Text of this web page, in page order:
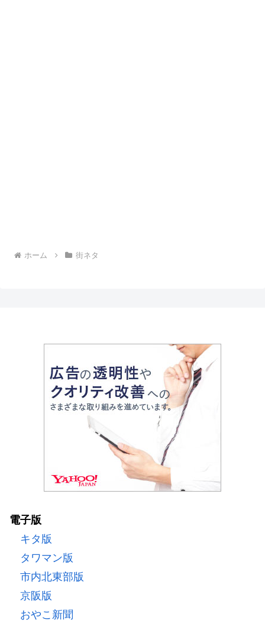
ホーム 街ネタ
電子版
キタ版
タワマン版
市内北東部版
京阪版
おやこ新聞